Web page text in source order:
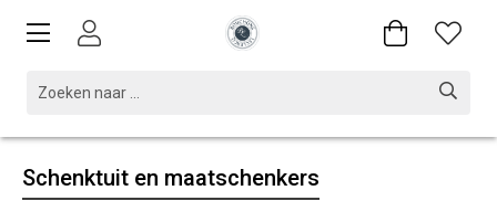
Schenktuit en maatschenkers